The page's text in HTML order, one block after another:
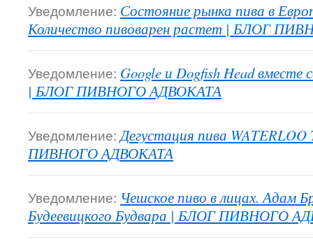
Уведомление: Состояние рынка пива в
Количество пивоварен растет | БЛОГ
Уведомление: Google и Dogfish Head вместе
| БЛОГ ПИВНОГО АДВОКАТА
Уведомление: Дегустация пива
ПИВНОГО АДВОКАТА
Уведомление: Чешское пиво в лицах. Адам
Будеевицкого Будвара | БЛОГ ПИВНОГО